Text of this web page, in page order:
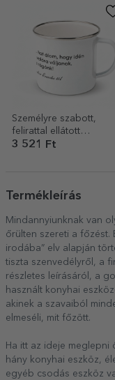
Személyre szabott,
felirattal ellátott
zománcozott fémkanna
3 521 Ft
Termékleírás
Mindannyiunknak van
őrülten szereti a főzést.
irodába” elv alapján
tiszta szenvedélyről, a
részletes leírásáról, a
használt konyhai
akinek a szavaiból
elmeséli, mit főzött.
Ha itt az ideje meglepni
hány konyhai eszköz,
egyéb csodás eszköz